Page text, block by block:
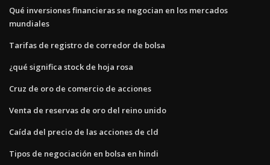
Qué inversiones financieras se negocian en los mercados
mundiales
Tarifas de registro de corredor de bolsa
¿qué significa stock de hoja rosa
Cruz de oro de comercio de acciones
Venta de reservas de oro del reino unido
Caída del precio de las acciones de cld
Tipos de negociación en bolsa en hindi